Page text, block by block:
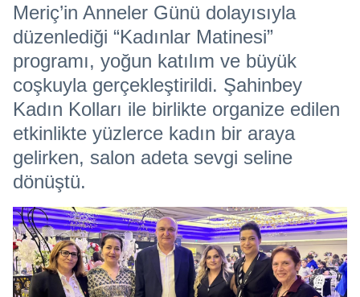
Meriç’in Anneler Günü dolayısıyla
düzenlediği “Kadınlar Matinesi”
programı, yoğun katılım ve büyük
coşkuyla gerçekleştirildi. Şahinbey
Kadın Kolları ile birlikte organize edilen
etkinlikte yüzlerce kadın bir araya
gelirken, salon adeta sevgi seline
dönüştü.